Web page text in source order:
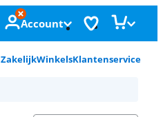
Account
ZakelijkWinkelsKlantenservice